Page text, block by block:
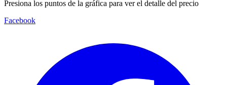
Presiona los puntos de la gráfica para ver el detalle del precio
Facebook